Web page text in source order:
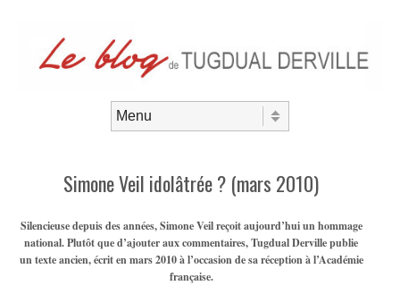
Simone Veil idolâtrée ? (mars 2010)
Silencieuse depuis des années, Simone Veil reçoit aujourd’hui un hommage
national. Plutôt que d’ajouter aux commentaires, Tugdual Derville publie
un texte ancien, écrit en mars 2010 à l’occasion de sa réception à l’Académie
française.